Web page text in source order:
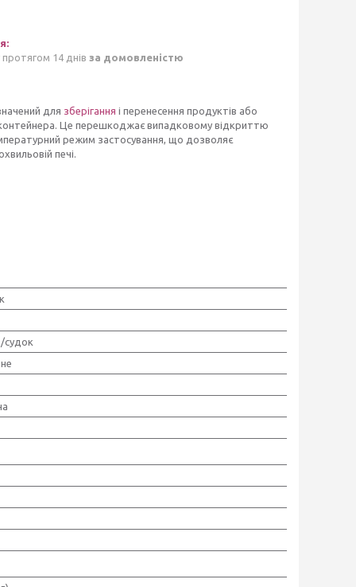
14 днів за домовленістю
для зберігання і перенесення продуктів або
Це перешкоджає випадковому відкриттю
режим застосування, що дозволяє
печі.
судок